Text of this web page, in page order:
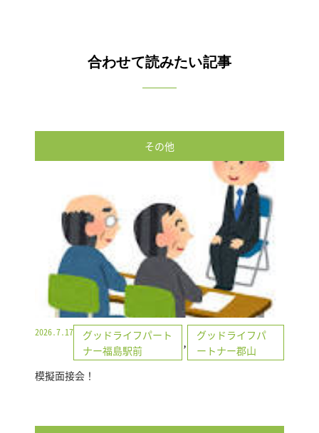
合わせて読みたい記事
その他
2026.7.17
グッドライフパート
ナー福島駅前
,
グッドライフパ
ートナー郡山
模擬面接会！